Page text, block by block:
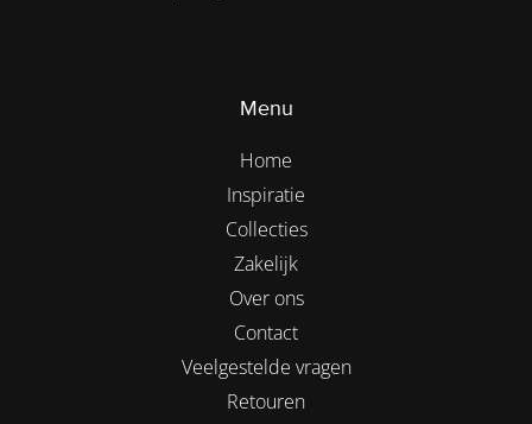
Menu
Home
Inspiratie
Collecties
Zakelijk
Over ons
Contact
Veelgestelde vragen
Retouren